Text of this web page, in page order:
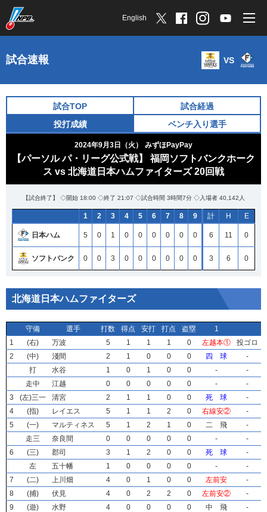
English
試合速報 VS
試合TOP
試合経過
投打成績
ベンチ入り選手
2024年9月3日（火） みずほPayPay
【パーソル パ・リーグ公式戦】 福岡ソフトバンクホーク
ス vs 北海道日本ハムファイターズ 20回戦
【試合終了】 ◇開始 18:00 ◇終了 21:07 ◇試合時間 3時間7分 ◇入場者 40,142人
1 2 3 4 5 6 7 8 9 計 H E
日本ハム 5 0 1 0 0 0 0 0 0 6 11 0
ソフトバンク 0 0 3 0 0 0 0 0 0 3 6 0
北海道日本ハムファイターズ
守備 選手 打数 得点 安打 打点 盗塁
1
1
(右) 万波 5 1 1 1 0 左越本①
投ゴロ
2
(中) 淺間 2 1 0 0 0 四 球 -
打
水谷 1 0 1 0 0 -
-
走中
江越 0 0 0 0 0 -
-
3
(左)三一 清宮 2 1 1 0 0 死 球 -
4
(指) レイエス 5 1 1 2 0 右線安② -
5
(一) マルティネス 5 1 2 1 0 二 飛
-
走三
奈良間 0 0 0 0 0 -
-
6
(三) 郡司 3 1 2 0 0 死 球
-
左
五十幡 1 0 0 0 0 -
-
7
(二) 上川畑 4 0 1 0 0 左前安
-
8
(捕) 伏見 4 0 2 2 0 左前安②
-
9
(遊) 水野 4 0 0 0 0 中 飛
-
守備 選手 打数 得点 安打 打点 盗塁
1
1
(右) 万波 5 1 1 1 0 左越本①
投ゴロ
2
(中) 淺間 2 1 0 0 0 四 球 -
打
水谷 1 0 1 0 0 -
-
走中
江越 0 0 0 0 0 -
-
3
(左)三一 清宮 2 1 1 0 0 死 球 -
4
(指) レイエス 5 1 1 2 0 右線安② -
5
(一) マルティネス 5 1 2 1 0 二 飛
-
走三
奈良間 0 0 0 0 0 -
-
6
(三) 郡司 3 1 2 0 0 死 球
-
左
五十幡 1 0 0 0 0 -
-
7
(二) 上川畑 4 0 1 0 0 左前安
-
8
(捕) 伏見 4 0 2 2 0 左前安②
-
9
(遊) 水野 4 0 0 0 0 中 飛
-
守備 選手 打数 得点 安打 打点 盗塁
1
1
(右) 万波 5 1 1 1 0 左越本①
投ゴロ
2
(中) 淺間 2 1 0 0 0 四 球 -
打
水谷 1 0 1 0 0 -
-
走中
江越 0 0 0 0 0 -
-
3
(左)三一 清宮 2 1 1 0 0 死 球 -
4
(指) レイエス 5 1 1 2 0 右線安② -
5
(一) マルティネス 5 1 2 1 0 二 飛
-
走三
奈良間 0 0 0 0 0 -
-
6
(三) 郡司 3 1 2 0 0 死 球
-
左
五十幡 1 0 0 0 0 -
-
7
(二) 上川畑 4 0 1 0 0 左前安
-
8
(捕) 伏見 4 0 2 2 0 左前安②
-
9
(遊) 水野 4 0 0 0 0 中 飛
-
守備 選手 打数 得点 安打 打点 盗塁
1
1
(右) 万波 5 1 1 1 0 左越本①
投ゴロ
2
(中) 淺間 2 1 0 0 0 四 球 -
打
水谷 1 0 1 0 0 -
-
走中
江越 0 0 0 0 0 -
-
3
(左)三一 清宮 2 1 1 0 0 死 球 -
4
(指) レイエス 5 1 1 2 0 右線安② -
5
(一) マルティネス 5 1 2 1 0 二 飛
-
走三
奈良間 0 0 0 0 0 -
-
6
(三) 郡司 3 1 2 0 0 死 球
-
左
五十幡 1 0 0 0 0 -
-
7
(二) 上川畑 4 0 1 0 0 左前安
-
8
(捕) 伏見 4 0 2 2 0 左前安②
-
9
(遊) 水野 4 0 0 0 0 中 飛
-